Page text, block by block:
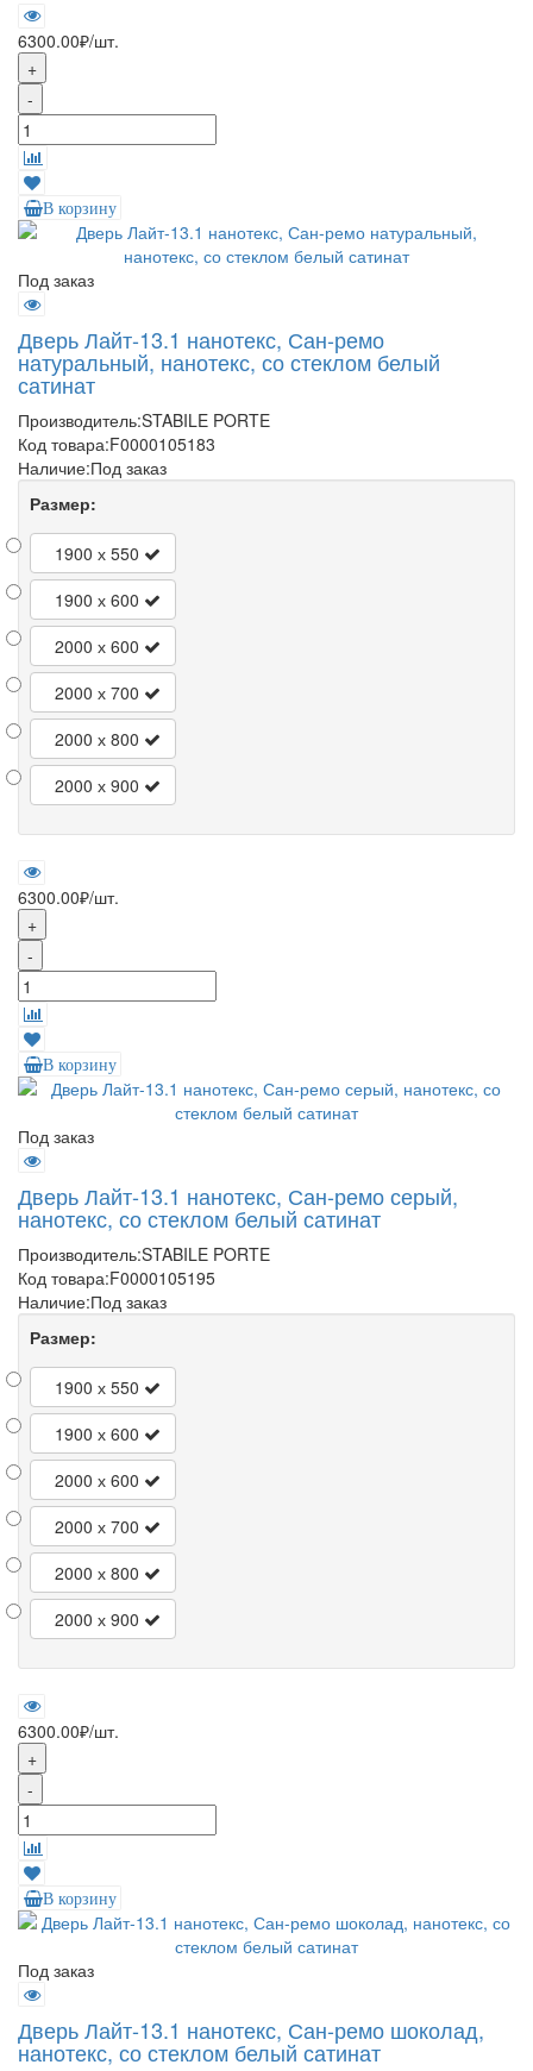
6300.00₽/шт.
+
-
В корзину
Под заказ
Дверь Лайт-13.1 нанотекс, Сан-ремо
натуральный, нанотекс, со стеклом белый
сатинат
Производитель:STABILE PORTE
Код товара:F0000105183
Наличие:Под заказ
Размер:
1900 х 550
1900 х 600
2000 х 600
2000 х 700
2000 х 800
2000 х 900
6300.00₽/шт.
+
-
В корзину
Под заказ
Дверь Лайт-13.1 нанотекс, Сан-ремо серый,
нанотекс, со стеклом белый сатинат
Производитель:STABILE PORTE
Код товара:F0000105195
Наличие:Под заказ
Размер:
1900 х 550
1900 х 600
2000 х 600
2000 х 700
2000 х 800
2000 х 900
6300.00₽/шт.
+
-
В корзину
Под заказ
Дверь Лайт-13.1 нанотекс, Сан-ремо шоколад,
нанотекс, со стеклом белый сатинат